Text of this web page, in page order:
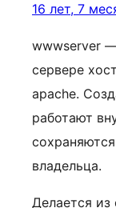
16 лет, 7
wwwserver —
сервере
apache.
работают
владельца.
Делается